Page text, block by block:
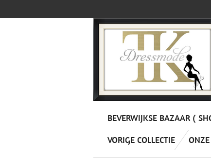
BEVERWIJKSE BAZAAR (
VORIGE COLLECTIE